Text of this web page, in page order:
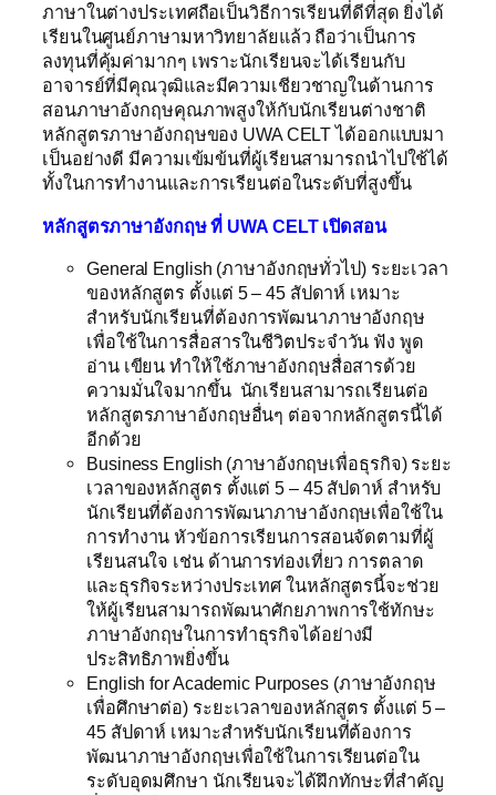
ภาษาในต่างประเทศถือเป็นวิธีการเรียนที่ดีที่สุด ยิ่งได้
เรียนในศูนย์ภาษามหาวิทยาลัยแล้ว ถือว่าเป็นการ
ลงทุนที่คุ้มค่ามากๆ เพราะนักเรียนจะได้เรียนกับ
อาจารย์ที่มีคุณวุฒิและมีความเชียวชาญในด้านการ
สอนภาษาอังกฤษคุณภาพสูงให้กับนักเรียนต่างชาติ
หลักสูตรภาษาอังกฤษของ UWA CELT ได้ออกแบบมา
เป็นอย่างดี มีความเข้มข้นที่ผู้เรียนสามารถนำไปใช้ได้
ทั้งในการทำงานและการเรียนต่อในระดับที่สูงขึ้น
หลักสูตรภาษาอังกฤษ ที่ UWA CELT เปิดสอน
General English (ภาษาอังกฤษทั่วไป) ระยะเวลา
ของหลักสูตร ตั้งแต่ 5 – 45 สัปดาห์ เหมาะ
สำหรับนักเรียนที่ต้องการพัฒนาภาษาอังกฤษ
เพื่อใช้ในการสื่อสารในชีวิตประจำวัน ฟัง พูด
อ่าน เขียน ทำให้ใช้ภาษาอังกฤษสื่อสารด้วย
ความมั่นใจมากขึ้น นักเรียนสามารถเรียนต่อ
หลักสูตรภาษาอังกฤษอื่นๆ ต่อจากหลักสูตรนี้ได้
อีกด้วย
Business English (ภาษาอังกฤษเพื่อธุรกิจ) ระยะ
เวลาของหลักสูตร ตั้งแต่ 5 – 45 สัปดาห์ สำหรับ
นักเรียนที่ต้องการพัฒนาภาษาอังกฤษเพื่อใช้ใน
การทำงาน หัวข้อการเรียนการสอนจัดตามที่ผู้
เรียนสนใจ เช่น ด้านการท่องเที่ยว การตลาด
และธุรกิจระหว่างประเทศ ในหลักสูตรนี้จะช่วย
ให้ผู้เรียนสามารถพัฒนาศักยภาพการใช้ทักษะ
ภาษาอังกฤษในการทำธุรกิจได้อย่างมี
ประสิทธิภาพยิ่งขึ้น
English for Academic Purposes (ภาษาอังกฤษ
เพื่อศึกษาต่อ) ระยะเวลาของหลักสูตร ตั้งแต่ 5 –
45 สัปดาห์ เหมาะสำหรับนักเรียนที่ต้องการ
พัฒนาภาษาอังกฤษเพื่อใช้ในการเรียนต่อใน
ระดับอุดมศึกษา นักเรียนจะได้ฝึกทักษะที่สำคัญ